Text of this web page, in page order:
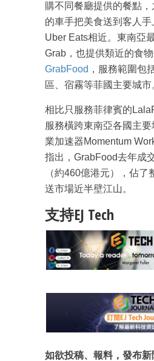
購不同餐廳提供的餐點
的車手把美食送到客人
Uber Eats相近。東南亞
Grab，也提供類近的食
GrabFood ，服務範圍包
區、宿霧等菲國主要城市
相比只服務菲律賓的
服務橫跨東南亞各國主
業加速器Momentum
指出，GrabFood去年成
（約460億港元），佔
送市場近半壁江山。
支持EJ Tech
如欲投稿、報料，發布